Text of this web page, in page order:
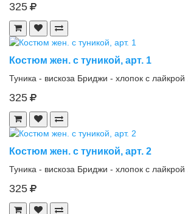
325
Костюм жен. с туникой, арт. 1
Туника - вискоза Бриджи - хлопок с лайкрой ..
325
Костюм жен. с туникой, арт. 2
Туника - вискоза Бриджи - хлопок с лайкрой ..
325